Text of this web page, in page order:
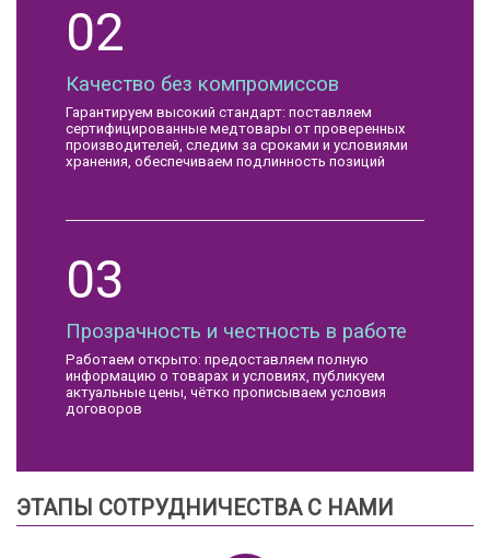
02
Качество без компромиссов
Гарантируем высокий стандарт: поставляем
сертифицированные медтовары от проверенных
производителей, следим за сроками и условиями
хранения, обеспечиваем подлинность позиций
03
Прозрачность и честность в работе
Работаем открыто: предоставляем полную
информацию о товарах и условиях, публикуем
актуальные цены, чётко прописываем условия
договоров
ЭТАПЫ СОТРУДНИЧЕСТВА С НАМИ